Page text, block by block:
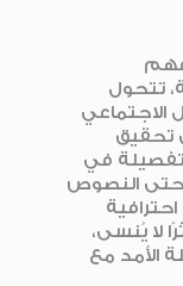
تتحول
الاجتماعي
تحقيق
تفصيلة في
وحتى النصوص
لا يُنسى،
الأمد مع